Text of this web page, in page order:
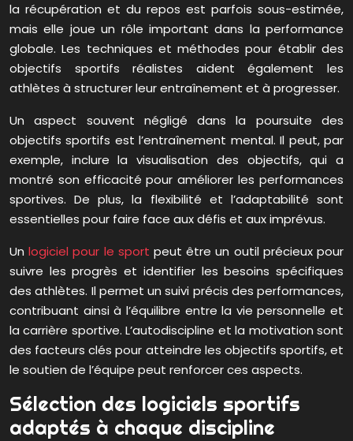
la récupération et du repos est parfois sous-estimée,
mais elle joue un rôle important dans la performance
globale. Les techniques et méthodes pour établir des
objectifs sportifs réalistes aident également les
athlètes à structurer leur entraînement et à progresser.
Un aspect souvent négligé dans la poursuite des
objectifs sportifs est l’entraînement mental. Il peut, par
exemple, inclure la visualisation des objectifs, qui a
montré son efficacité pour améliorer les performances
sportives. De plus, la flexibilité et l’adaptabilité sont
essentielles pour faire face aux défis et aux imprévus.
Unlogiciel pour le sport peut être un outil précieux pour
suivre les progrès et identifier les besoins spécifiques
des athlètes. Il permet un suivi précis des performances,
contribuant ainsi à l’équilibre entre la vie personnelle et
la carrière sportive. L’autodiscipline et la motivation sont
des facteurs clés pour atteindre les objectifs sportifs, et
le soutien de l’équipe peut renforcer ces aspects.
Sélection des logiciels sportifs
adaptés à chaque discipline